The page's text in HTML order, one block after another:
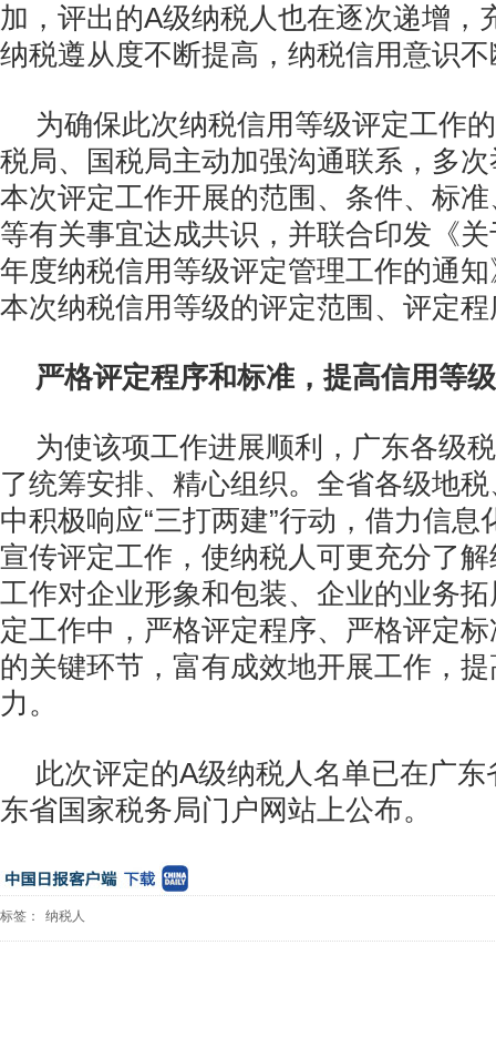
加，评出的A级纳税人也在逐次递增，
纳税遵从度不断提高，纳税信用意识
为确保此次纳税信用等级评定工作
税局、国税局主动加强沟通联系，多
本次评定工作开展的范围、条件、标
等有关事宜达成共识，并联合印发《
年度纳税信用等级评定管理工作的通
本次纳税信用等级的评定范围、评定
严格评定程序和标准，提高信用等
为使该项工作进展顺利，广东各级
了统筹安排、精心组织。全省各级地
中积极响应“三打两建”行动，借力信息
宣传评定工作，使纳税人可更充分了
工作对企业形象和包装、企业的业务
定工作中，严格评定程序、严格评定
的关键环节，富有成效地开展工作，
力。
此次评定的A级纳税人名单已在广
东省国家税务局门户网站上公布。
标签： 纳税人